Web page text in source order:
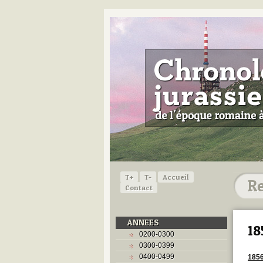
T+ T-
Accueil
Contact
ANNEES
0200-0300
0300-0399
0400-0499